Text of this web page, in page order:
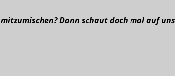
Dann schaut doch mal auf